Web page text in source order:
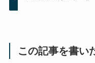
この記事を書い